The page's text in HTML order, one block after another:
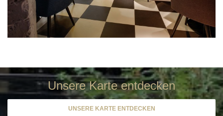
Unsere Karte entdecken
UNSERE KARTE ENTDECKEN